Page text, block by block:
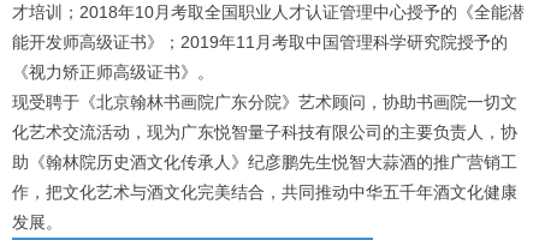
才培训；2018年10月考取全国职业人才认证管理中心授予的《全能潜
能开发师高级证书》；2019年11月考取中国管理科学研究院授予的
《视力矫正师高级证书》。
现受聘于《北京翰林书画院广东分院》艺术顾问，协助书画院一切文
化艺术交流活动，现为广东悦智量子科技有限公司的主要负责人，协
助《翰林院历史酒文化传承人》纪彦鹏先生悦智大蒜酒的推广营销工
作，把文化艺术与酒文化完美结合，共同推动中华五千年酒文化健康
发展。